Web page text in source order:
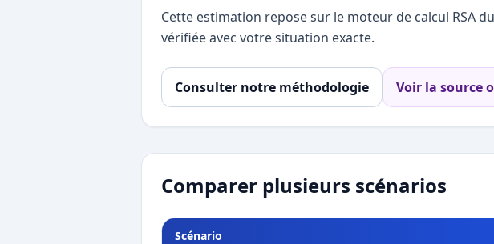
Cette estimation repose sur le moteur de calcul RSA
vérifiée avec votre situation exacte.
Consulter notre méthodologie Voir la source
Comparer plusieurs scénarios
Scénario